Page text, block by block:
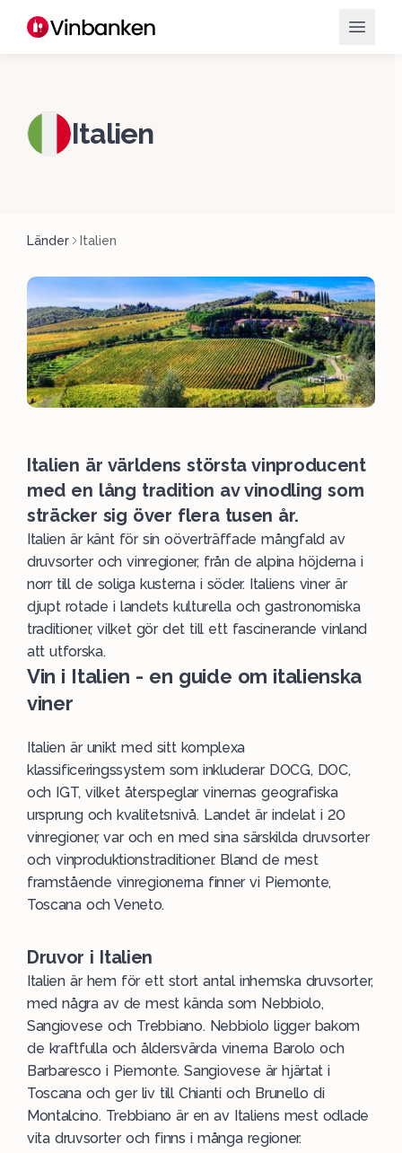
Italien
Länder Italien
Italien är världens största vinproducent
med en lång tradition av vinodling som
sträcker sig över flera tusen år.
Italien är känt för sin oöverträffade mångfald av
druvsorter och vinregioner, från de alpina höjderna i
norr till de soliga kusterna i söder. Italiens viner är
djupt rotade i landets kulturella och gastronomiska
traditioner, vilket gör det till ett fascinerande vinland
att utforska.
Vin i Italien - en guide om italienska
viner
Italien är unikt med sitt komplexa
klassificeringssystem som inkluderar DOCG, DOC,
och IGT, vilket återspeglar vinernas geografiska
ursprung och kvalitetsnivå. Landet är indelat i 20
vinregioner, var och en med sina särskilda druvsorter
och vinproduktionstraditioner. Bland de mest
framstående vinregionerna finner vi Piemonte,
ToscanaochVeneto.
Druvor i Italien
Italien är hem för ett stort antal inhemska druvsorter,
med några av de mest kända som Nebbiolo,
Sangiovese och Trebbiano. Nebbiolo ligger bakom
de kraftfulla och åldersvärda vinerna Barolo och
Barbaresco i Piemonte. Sangiovese är hjärtat i
Toscana och ger liv till Chiantioch Brunello di
Montalcino. Trebbiano är en av Italiens mest odlade
vita druvsorter och finns i många regioner​.